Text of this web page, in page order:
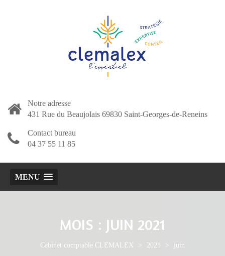
Notre adresse
431 Rue du Beaujolais 69830 Saint-Georges-de-Reneins
Contact bureau
04 37 55 11 85
MENU
MOIS : JUIN 2021
Cabinet comptable CLEMALEX > 2021 > juin